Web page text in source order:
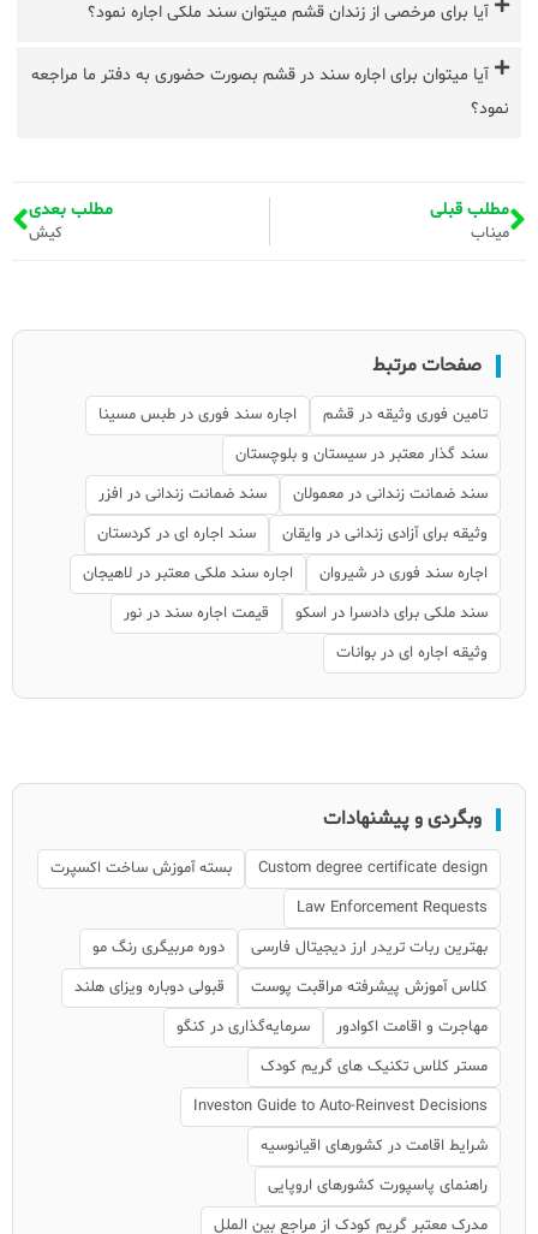
آیا برای مرخصی از زندان قشم میتوان سند ملکی اجاره نمود؟
آیا میتوان برای اجاره سند در قشم بصورت حضوری به دفتر ما مراجعه
نمود؟
مطلب قبلی
میناب
مطلب بعدی
کیش
صفحات مرتبط
تامین فوری وثیقه در قشم
اجاره سند فوری در طبس مسینا
سند گذار معتبر در سیستان و بلوچستان
سند ضمانت زندانی در معمولان
سند ضمانت زندانی در افزر
وثیقه برای آزادی زندانی در وایقان
سند اجاره ای در کردستان
اجاره سند فوری در شیروان
اجاره سند ملکی معتبر در لاهیجان
سند ملکی برای دادسرا در اسکو
قیمت اجاره سند در نور
وثیقه اجاره ای در بوانات
وبگردی و پیشنهادات
Custom degree certificate design
بسته آموزش ساخت اکسپرت
Law Enforcement Requests
بهترین ربات تریدر ارز دیجیتال فارسی
دوره مربیگری رنگ مو
کلاس آموزش پیشرفته مراقبت پوست
قبولی دوباره ویزای هلند
مهاجرت و اقامت اکوادور
سرمایه‌گذاری در کنگو
مستر کلاس تکنیک های گریم کودک
Investon Guide to Auto-Reinvest Decisions
شرایط اقامت در کشورهای اقیانوسیه
راهنمای پاسپورت کشورهای اروپایی
مدرک معتبر گریم کودک از مراجع بین الملل